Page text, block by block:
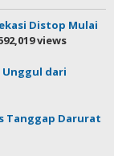
Distop Mulai
views
Unggul dari
Tanggap Darurat